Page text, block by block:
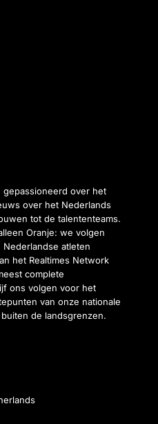
gepassioneerd over het
over het Nederlands
tot de talententeams.
Oranje: we volgen
atleten
het Realtimes Network
complete
ons volgen voor het
van onze nationale
de landsgrenzen.